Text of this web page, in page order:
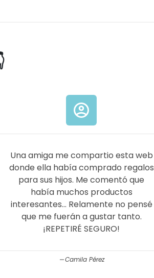
account_circle
Una amiga me compartio esta web
donde ella había comprado regalos
para sus hijos. Me comentó que
había muchos productos
interesantes... Relamente no pensé
que me fuerán a gustar tanto.
¡REPETIRÉ SEGURO!
Camila Pérez